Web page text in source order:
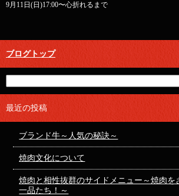
9月11日(日)17:00〜心折れるまで
ブログトップ
最近の投稿
ブランド牛～人気の秘訣～
焼肉文化について
焼肉と相性抜群のサイドメニュー～焼肉を
一品たち！～